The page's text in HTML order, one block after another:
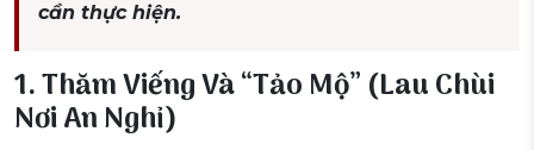
cần thực hiện.
1. Thăm Viếng Và “Tảo Mộ” (Lau Chùi
Nơi An Nghỉ)